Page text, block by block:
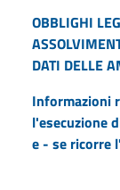
OBBLIGHI
DATI DELLE
Informazioni
l'esecuzione
e - se ricorre